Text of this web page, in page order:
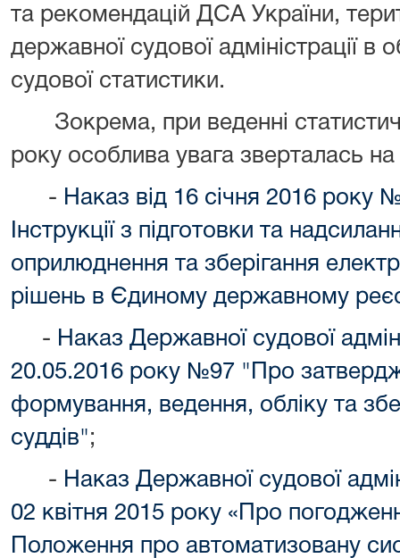
та рекомендацій ДСА України,
державної судової адміністрації в
судової статистики.
Зокрема, при веденні
року особлива увага зверталась
- Наказ від 16 січня 2016 року
Інструкції з підготовки та
оприлюднення та зберігання
рішень в Єдиному державному
- Наказ Державної судової
20.05.2016 року №97 "Про
формування, ведення, обліку та
суддів";
- Наказ Державної судової
02 квітня 2015 року «Про
Положення про автоматизовану